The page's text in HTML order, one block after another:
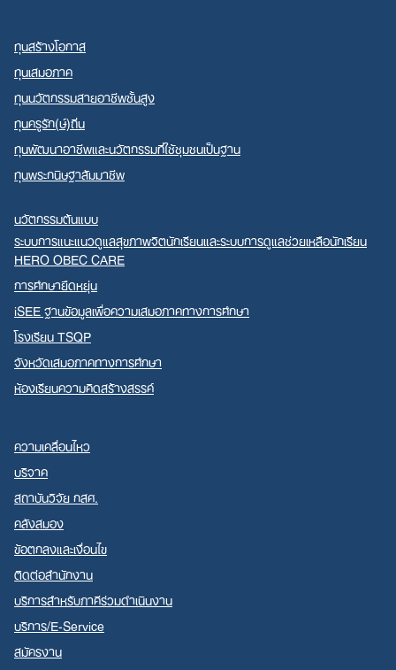
ทุนสร้างโอกาส
ทุนเสมอภาค
ทุนนวัตกรรมสายอาชีพชั้นสูง
ทุนครูรัก(ษ์)ถิ่น
ทุนพัฒนาอาชีพและนวัตกรรมที่ใช้ชุมชนเป็นฐาน
ทุนพระกนิษฐาสัมมาชีพ
นวัตกรรมต้นแบบ
ระบบการแนะแนวดูแลสุขภาพจิตนักเรียนและระบบการดูแลช่วยเหลือนักเรียน
HERO OBEC CARE
การศึกษายืดหยุ่น
iSEE ฐานข้อมูลเพื่อความเสมอภาคทางการศึกษา
โรงเรียน TSQP
จังหวัดเสมอภาคทางการศึกษา
ห้องเรียนความคิดสร้างสรรค์
ความเคลื่อนไหว
บริจาค
สถาบันวิจัย กสศ.
คลังสมอง
ข้อตกลงและเงื่อนไข
ติดต่อสำนักงาน
บริการสำหรับภาคีร่วมดำเนินงาน
บริการ/E-Service
สมัครงาน